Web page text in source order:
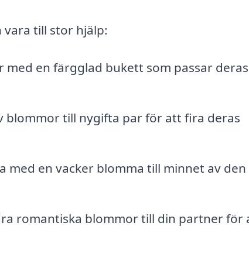
till stor hjälp:
med en färgglad bukett som passar deras
blommor till nygifta par för att fira deras
med en vacker blomma till minnet av den
romantiska blommor till din partner för